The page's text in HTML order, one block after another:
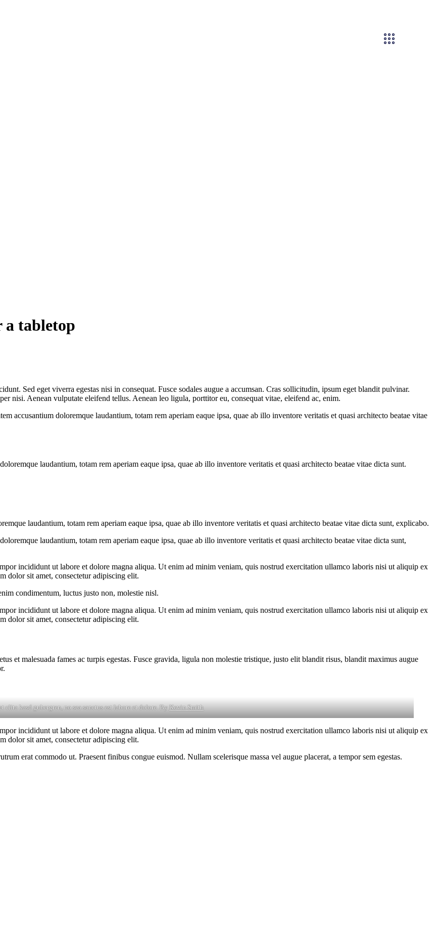
a tabletop
Sed eget viverra egestas nisi in consequat. Fusce sodales augue a accumsan. Cras sollicitudin, ipsum eget blandit pulvinar.
nisi. Aenean vulputate eleifend tellus. Aenean leo ligula, porttitor eu, consequat vitae, eleifend ac, enim.
accusantium doloremque laudantium, totam rem aperiam eaque ipsa, quae ab illo inventore veritatis et quasi architecto beatae vitae
laudantium, totam rem aperiam eaque ipsa, quae ab illo inventore veritatis et quasi architecto beatae vitae dicta sunt.
laudantium, totam rem aperiam eaque ipsa, quae ab illo inventore veritatis et quasi architecto beatae vitae dicta sunt, explicabo.
laudantium, totam rem aperiam eaque ipsa, quae ab illo inventore veritatis et quasi architecto beatae vitae dicta sunt,
incididunt ut labore et dolore magna aliqua. Ut enim ad minim veniam, quis nostrud exercitation ullamco laboris nisi ut aliquip ex
dolor sit amet, consectetur adipiscing elit.
condimentum, luctus justo non, molestie nisl.
incididunt ut labore et dolore magna aliqua. Ut enim ad minim veniam, quis nostrud exercitation ullamco laboris nisi ut aliquip ex
dolor sit amet, consectetur adipiscing elit.
et malesuada fames ac turpis egestas. Fusce gravida, ligula non molestie tristique, justo elit blandit risus, blandit maximus augue
clita kasd gubergren, no sea sanctus est labore et dolore. ByKevin Smith
incididunt ut labore et dolore magna aliqua. Ut enim ad minim veniam, quis nostrud exercitation ullamco laboris nisi ut aliquip ex
dolor sit amet, consectetur adipiscing elit.
erat commodo ut. Praesent finibus congue euismod. Nullam scelerisque massa vel augue placerat, a tempor sem egestas.